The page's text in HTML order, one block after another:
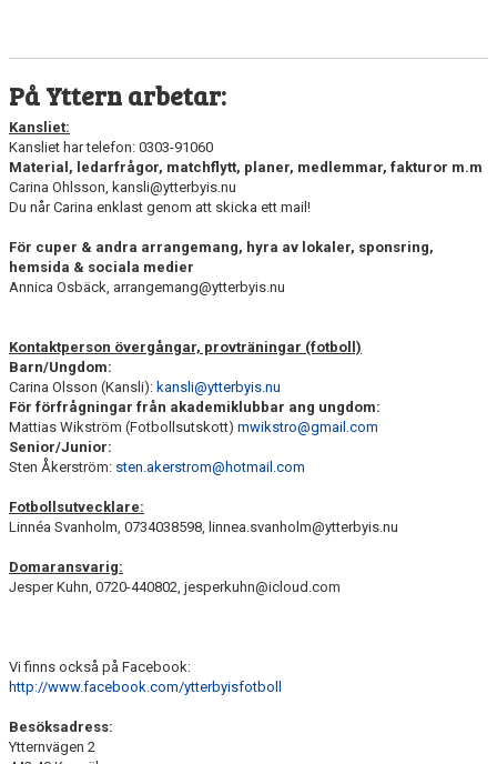
På Yttern arbetar:
Kansliet:
Kansliet har telefon: 0303-91060
Material, ledarfrågor, matchflytt, planer, medlemmar, fakturor m.m
Carina Ohlsson, kansli@ytterbyis.nu
Du når Carina enklast genom att skicka ett mail!
För cuper & andra arrangemang, hyra av lokaler, sponsring,
hemsida & sociala medier
Annica Osbäck, arrangemang@ytterbyis.nu
Kontaktperson övergångar, provträningar (fotboll)
Barn/Ungdom:
Carina Olsson (Kansli): kansli@ytterbyis.nu
För förfrågningar från akademiklubbar ang ungdom:
Mattias Wikström (Fotbollsutskott) mwikstro@gmail.com
Senior/Junior:
Sten Åkerström: sten.akerstrom@hotmail.com
Fotbollsutvecklare:
Linnéa Svanholm, 0734038598, linnea.svanholm@ytterbyis.nu
Domaransvarig:
Jesper Kuhn, 0720-440802, jesperkuhn@icloud.com
Vi finns också på Facebook:
http://www.facebook.com/ytterbyisfotboll
Besöksadress:
Ytternvägen 2